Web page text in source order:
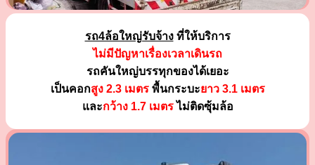
รถ4ล้อใหญ่รับจ้างที่ให้บริการ
ไม่มีปัญหาเรื่องเวลาเดินรถ
รถคันใหญ่บรรทุกของได้เยอะ
เป็นคอกสูง 2.3 เมตรพื้นกระบะยาว 3.1 เมตร
และกว้าง 1.7 เมตรไม่ติดซุ้มล้อ